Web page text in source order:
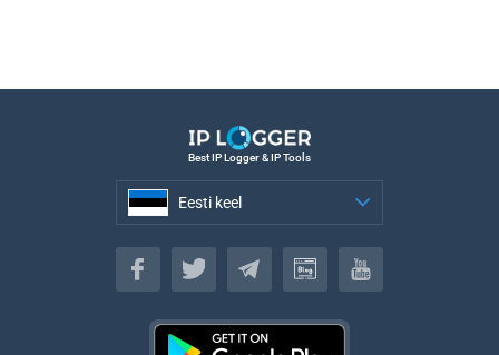
Best IP Logger & IP Tools
Eesti keel
Eesti keel